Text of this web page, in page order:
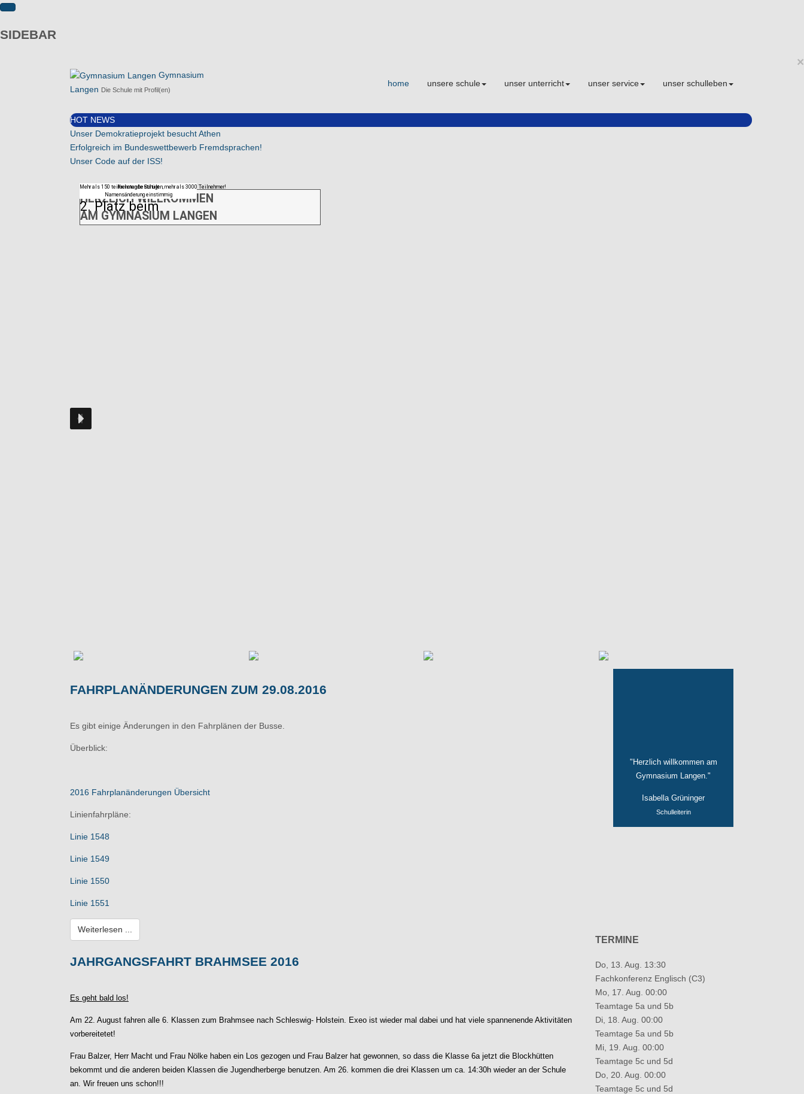
SIDEBAR
×
Gymnasium
Langen Die Schule mit Profil(en)
home unsere schule unser unterricht unser service unser schulleben
HOT NEWS
Unser Demokratieprojekt besucht Athen
Erfolgreich im Bundeswettbewerb Fremdsprachen!
Unser Code auf der ISS!
HERZLICH WILLKOMMEN
AM GYMNASIUM LANGEN
Kreistag bestätigt
Namensänderung einstimmig
Mehr als 150 teilnehmende Schulen, mehr als 3000 Teilnehmer!
2. Platz beim
FAHRPLANÄNDERUNGEN ZUM 29.08.2016
Es gibt einige Änderungen in den Fahrplänen der Busse.
Überblick:
2016 Fahrplanänderungen Übersicht
Linienfahrpläne:
Linie 1548
Linie 1549
Linie 1550
Linie 1551
Weiterlesen ...
JAHRGANGSFAHRT BRAHMSEE 2016
Es geht bald los!
Am 22. August fahren alle 6. Klassen zum Brahmsee nach Schleswig- Holstein. Exeo ist wieder mal dabei und hat viele spannenende Aktivitäten
vorbereitetet!
Frau Balzer, Herr Macht und Frau Nölke haben ein Los gezogen und Frau Balzer hat gewonnen, so dass die Klasse 6a jetzt die Blockhütten
bekommt und die anderen beiden Klassen die Jugendherberge benutzen. Am 26. kommen die drei Klassen um ca. 14:30h wieder an der Schule
an. Wir freuen uns schon!!!
"Herzlich willkommen am
Gymnasium Langen."
Isabella Grüninger
Schulleiterin
TERMINE
Do, 13. Aug. 13:30
Fachkonferenz Englisch (C3)
Mo, 17. Aug. 00:00
Teamtage 5a und 5b
Di, 18. Aug. 00:00
Teamtage 5a und 5b
Mi, 19. Aug. 00:00
Teamtage 5c und 5d
Do, 20. Aug. 00:00
Teamtage 5c und 5d